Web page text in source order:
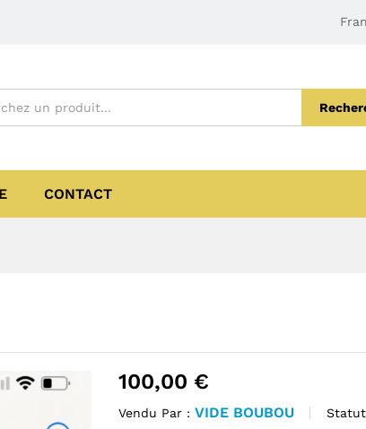
CONTACT
100,00 €
Vendu Par :VIDE BOUBOU